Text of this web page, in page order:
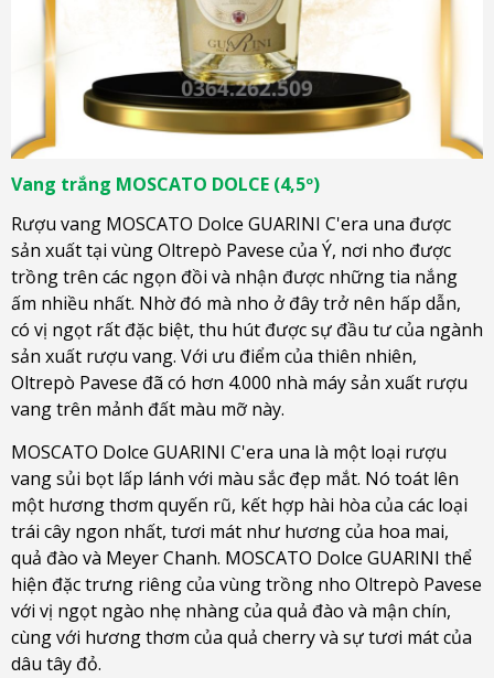
Vang trắng MOSCATO DOLCE (4,5º)
Rượu vang MOSCATO Dolce GUARINI C'era una được
sản xuất tại vùng Oltrepò Pavese của Ý, nơi nho được
trồng trên các ngọn đồi và nhận được những tia nắng
ấm nhiều nhất. Nhờ đó mà nho ở đây trở nên hấp dẫn,
có vị ngọt rất đặc biệt, thu hút được sự đầu tư của ngành
sản xuất rượu vang. Với ưu điểm của thiên nhiên,
Oltrepò Pavese đã có hơn 4.000 nhà máy sản xuất rượu
vang trên mảnh đất màu mỡ này.
MOSCATO Dolce GUARINI C'era una là một loại rượu
vang sủi bọt lấp lánh với màu sắc đẹp mắt. Nó toát lên
một hương thơm quyến rũ, kết hợp hài hòa của các loại
trái cây ngon nhất, tươi mát như hương của hoa mai,
quả đào và Meyer Chanh. MOSCATO Dolce GUARINI thể
hiện đặc trưng riêng của vùng trồng nho Oltrepò Pavese
với vị ngọt ngào nhẹ nhàng của quả đào và mận chín,
cùng với hương thơm của quả cherry và sự tươi mát của
dâu tây đỏ.